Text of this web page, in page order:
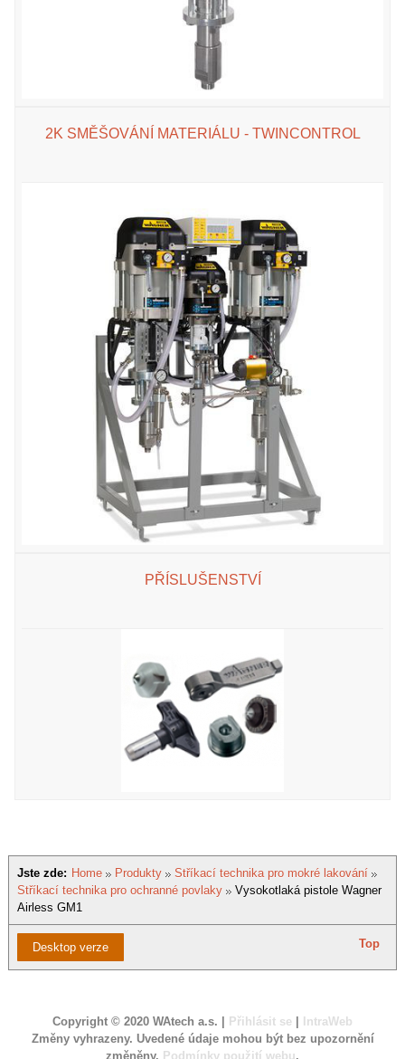
2K SMĚŠOVÁNÍ MATERIÁLU - TWINCONTROL
PŘÍSLUŠENSTVÍ
Jste zde: Home Produkty
Stříkací technika pro mokré lakování
Stříkací technika pro ochranné povlaky
Vysokotlaká pistole Wagner
Airless GM1
Desktop verze Top
Copyright © 2020 WAtech a.s. | Přihlásit se | IntraWeb
Změny vyhrazeny. Uvedené údaje mohou být bez upozornění
změněny. Podmínky použití webu.